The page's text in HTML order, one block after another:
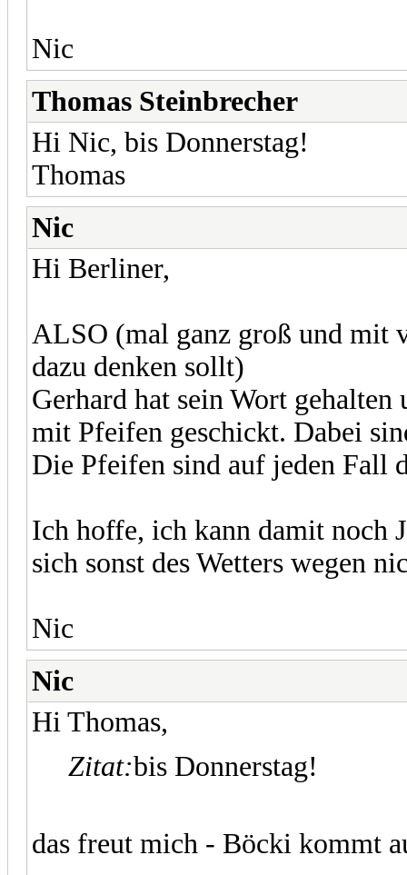
Nic
Thomas Steinbrecher
Hi Nic, bis Donnerstag!
Thomas
Nic
Hi Berliner,
ALSO (mal ganz groß und mit
dazu denken sollt)
Gerhard hat sein Wort
mit Pfeifen geschickt. Dabei
Die Pfeifen sind auf jeden Fall
Ich hoffe, ich kann damit noch
sich sonst des Wetters wegen
Nic
Nic
Hi Thomas,
Zitat:bis Donnerstag!
das freut mich - Böcki kommt